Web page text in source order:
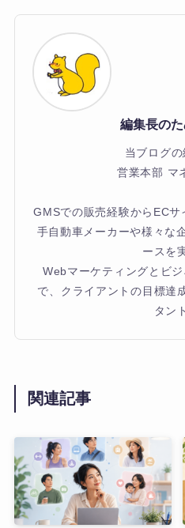
編集長の
当ブログの
営業本部 マ
GMSでの販売経験からEC
手自動車メーカーや様々な
ースを
Webマーケティングとビ
で、クライアントの目標達
タン
関連記事